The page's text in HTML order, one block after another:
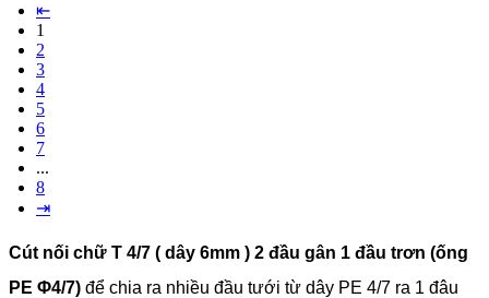
⇤
1
2
3
4
5
6
7
...
8
⇥
Cút nối chữ T 4/7 ( dây 6mm ) 2 đầu gân 1 đầu trơn (ống
PE Φ4/7) để chia ra nhiều đầu tưới từ dây PE 4/7 ra 1 đâu